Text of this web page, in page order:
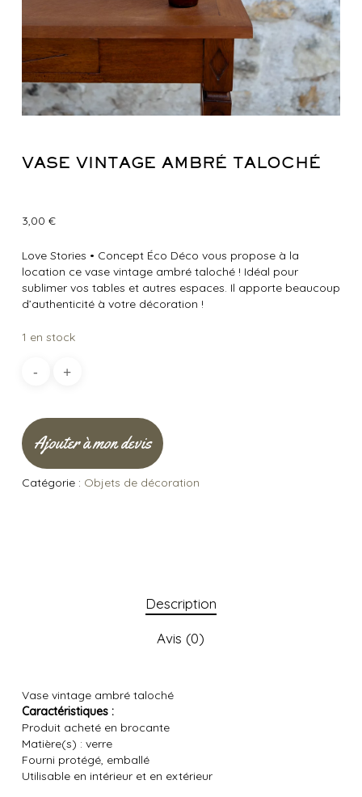
VASE VINTAGE AMBRÉ TALOCHÉ
3,00 €
Love Stories • Concept Éco Déco vous propose à la
location ce vase vintage ambré taloché ! Idéal pour
sublimer vos tables et autres espaces. Il apporte beaucoup
d’authenticité à votre décoration !
1 en stock
Ajouter à mon devis
Catégorie : Objets de décoration
Description
Avis (0)
Vase vintage ambré taloché
Caractéristiques :
Produit acheté en brocante
Matière(s) : verre
Fourni protégé, emballé
Utilisable en intérieur et en extérieur